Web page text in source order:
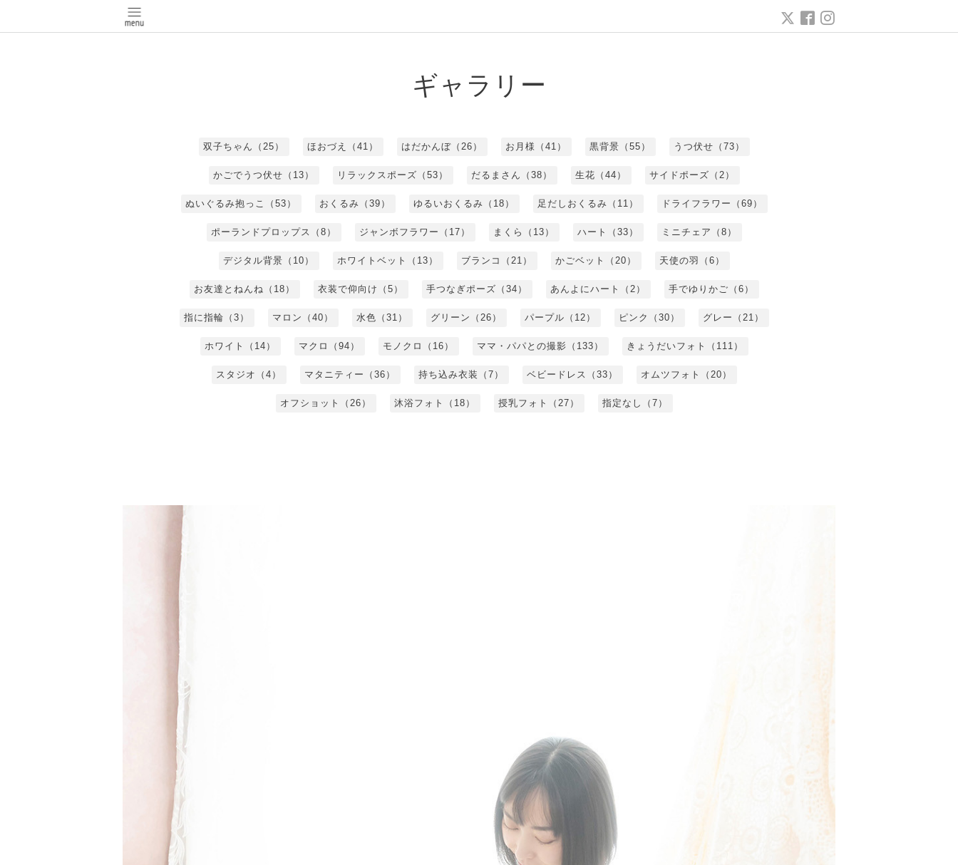
ギャラリー
双子ちゃん（25） ほおづえ（41） はだかんぼ（26） お月様（41） 黒背景（55） うつ伏せ（73）
かごでうつ伏せ（13） リラックスポーズ（53） だるまさん（38） 生花（44） サイドポーズ（2）
ぬいぐるみ抱っこ（53） おくるみ（39） ゆるいおくるみ（18） 足だしおくるみ（11） ドライフラワー（69）
ポーランドプロップス（8） ジャンボフラワー（17） まくら（13） ハート（33） ミニチェア（8）
デジタル背景（10） ホワイトベット（13） ブランコ（21） かごベット（20） 天使の羽（6）
お友達とねんね（18） 衣装で仰向け（5） 手つなぎポーズ（34） あんよにハート（2） 手でゆりかご（6）
指に指輪（3） マロン（40） 水色（31） グリーン（26） パープル（12） ピンク（30） グレー（21）
ホワイト（14） マクロ（94） モノクロ（16） ママ・パパとの撮影（133） きょうだいフォト（111）
スタジオ（4） マタニティー（36） 持ち込み衣装（7） ベビードレス（33） オムツフォト（20）
オフショット（26） 沐浴フォト（18） 授乳フォト（27） 指定なし（7）